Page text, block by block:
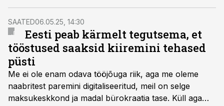
tõusid esile Ericsson, ABB ja GPV, keda pärjati
mõjukaima välisinvesteeringu tiitliga
Foreign Investment Award“.
SAATED06.05.25, 14:30
Eesti peab kärmelt tegutsema, et
tööstused saaksid kiiremini tehased
püsti
Me ei ole enam odava tööjõuga riik, aga me oleme
naabritest paremini digitaliseeritud, meil on selge
maksukeskkond ja madal bürokraatia tase. Küll aga